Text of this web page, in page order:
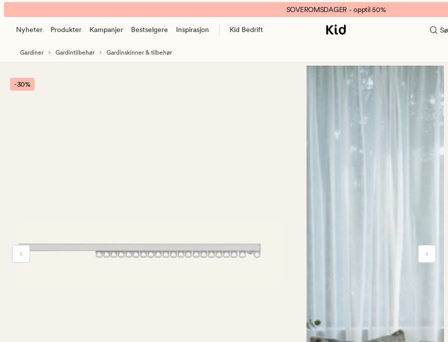
Patrick
U-
skinne
banner.
Klikk
pause.
SOVEROMSDAGER - opptil 50%
Nyheter Produkter Kampanjer Bestselgere Inspirasjon Kid Bedrift
Gardiner Gardintilbehør Gardinskinner & tilbehør
-30%